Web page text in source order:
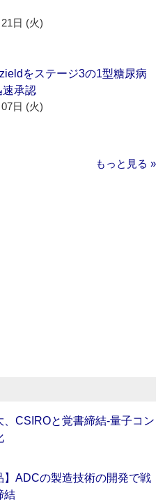
日 (火)
をステージ3の1型糖尿病
速承認
日 (火)
もっと見る »
、CSIROと覚書締結‐量子コン
】ADCの製造技術の開発で戦
結